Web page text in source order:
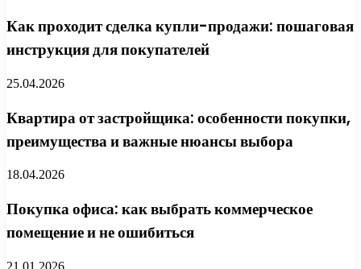
Как проходит сделка купли-продажи: пошаговая
инструкция для покупателей
25.04.2026
Квартира от застройщика: особенности покупки,
преимущества и важные нюансы выбора
18.04.2026
Покупка офиса: как выбрать коммерческое
помещение и не ошибиться
21.01.2026